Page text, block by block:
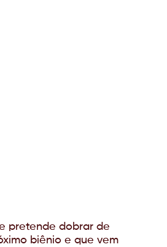
pretende dobrar de
biênio e que vem